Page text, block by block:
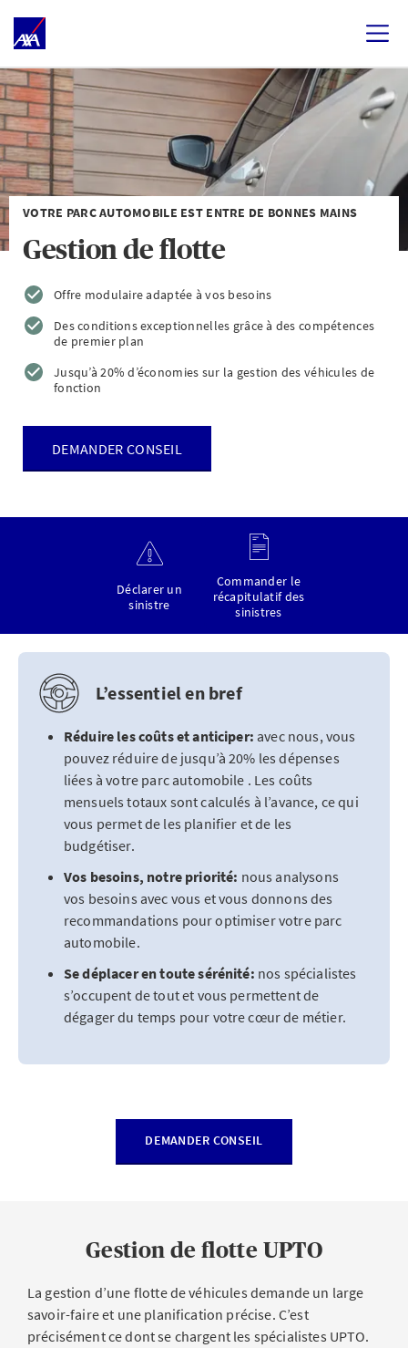
VOTRE PARC AUTOMOBILE EST ENTRE DE BONNES MAINS
Gestion de flotte
Offre modulaire adaptée à vos besoins
Des conditions exceptionnelles grâce à des compétences
de premier plan
Jusqu’à 20% d’économies sur la gestion des véhicules de
fonction
DEMANDER CONSEIL
Déclarer un
sinistre
Commander le
récapitulatif des
sinistres
L’essentiel en bref
Réduire les coûts etanticiper: avec nous, vous
pouvez réduire de jusqu’à 20% les dépenses
liées à votre parc automobile . Les coûts
mensuels totaux sont calculés à l’avance, ce qui
vous permet de les planifier et de les
budgétiser.
Vos besoins, notre priorité: nous analysons
vos besoins avec vous et vous donnons des
recommandations pour optimiser votre parc
automobile.
Se déplacer en toute sérénité: nos spécialistes
s’occupent de tout et vous permettent de
dégager du temps pour votre cœur de métier.
DEMANDER CONSEIL
Gestion de flotte UPTO
La gestion d’une flotte de véhicules demande un large
savoir-faire et une planification précise. C’est
précisément ce dont se chargent les spécialistes UPTO.